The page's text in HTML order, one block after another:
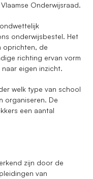
Onderwijsraad.
onderwijsbestel. Het
oprichten, de
richting ervan vorm
eigen inzicht.
welk type van school
organiseren. De
een aantal
zijn door de
van